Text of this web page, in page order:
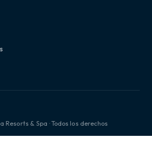
& Spa · Todos los derechos